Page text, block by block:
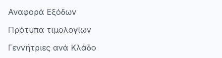
Αναφορά Εξόδων
Πρότυπα τιμολογίων
Γεννήτριες ανά Κλάδο